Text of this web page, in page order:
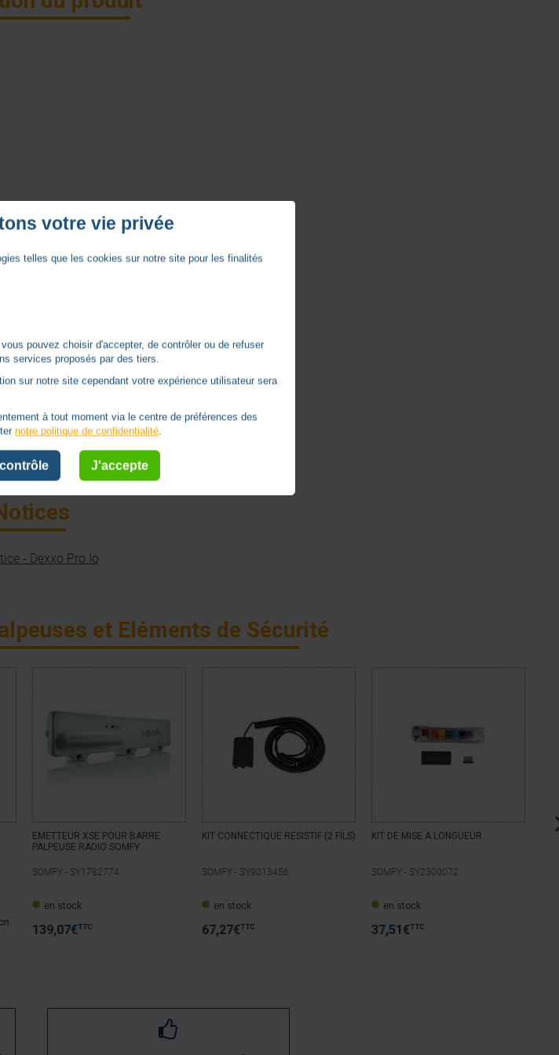
:
- Dexxo Pro Io
et Eléments de Sécurité
EMETTEUR XSE POUR BARRE
PALPEUSE RADIO SOMFY
SOMFY - SY1782774
en stock
139,07€TTC
KIT CONNECTIQUE RESISTIF (2 FILS)
SOMFY - SY9013456
en stock
67,27€TTC
KIT DE MISE A LONGUEUR
SOMFY - SY2300072
en stock
37,51 €TTC
votre vie privée
telles que les cookies sur notre site pour les finalités
pouvez choisir d'accepter, de contrôler ou de refuser
services proposés par des tiers.
sur notre site cependant votre expérience utilisateur sera
à tout moment via le centre de préférences des
notre politique de confidentialité.
J'accepte